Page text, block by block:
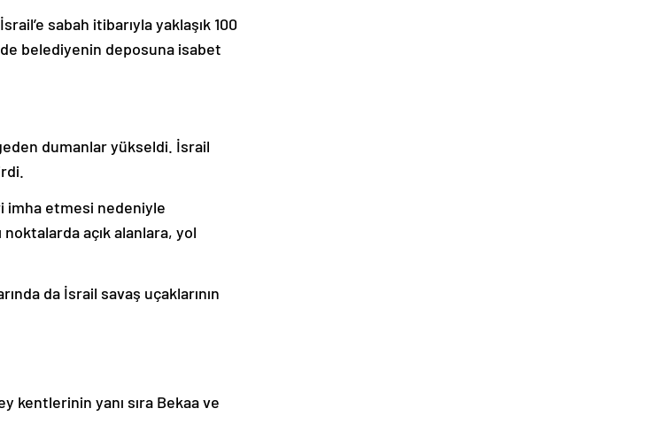
sabah itibarıyla yaklaşık 100
belediyenin deposuna isabet
dumanlar yükseldi. İsrail
imha etmesi nedeniyle
açık alanlara, yol
da İsrail savaş uçaklarının
kentlerinin yanı sıra Bekaa ve